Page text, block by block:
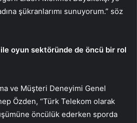
şükranlarımı sunuyorum.” söz
ile oyun sektöründe de öncü bir rol
ve Müşteri Deneyimi Genel
Özden, “Türk Telekom olarak
öncülük ederken sporda